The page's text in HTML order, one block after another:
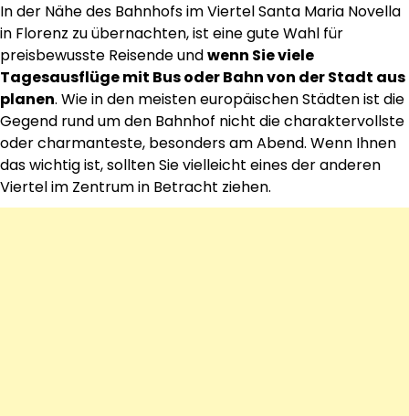
In der Nähe des Bahnhofs im Viertel Santa Maria Novella
in Florenz zu übernachten, ist eine gute Wahl für
preisbewusste Reisende undwenn Sie viele
Tagesausflüge mit Bus oder Bahn von der Stadt aus
planen. Wie in den meisten europäischen Städten ist die
Gegend rund um den Bahnhof nicht die charaktervollste
oder charmanteste, besonders am Abend. Wenn Ihnen
das wichtig ist, sollten Sie vielleicht eines der anderen
Viertel im Zentrum in Betracht ziehen.